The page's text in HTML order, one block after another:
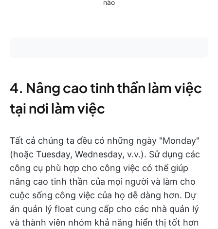
nào
4. Nâng cao tinh thần làm việc
tại nơi làm việc
Tất cả chúng ta đều có những ngày "Monday"
(hoặc Tuesday, Wednesday, v.v.). Sử dụng các
công cụ phù hợp cho công việc có thể giúp
nâng cao tinh thần của mọi người và làm cho
cuộc sống công việc của họ dễ dàng hơn. Dự
án quản lý float cung cấp cho các nhà quản lý
và thành viên nhóm khả năng hiển thị tốt hơn